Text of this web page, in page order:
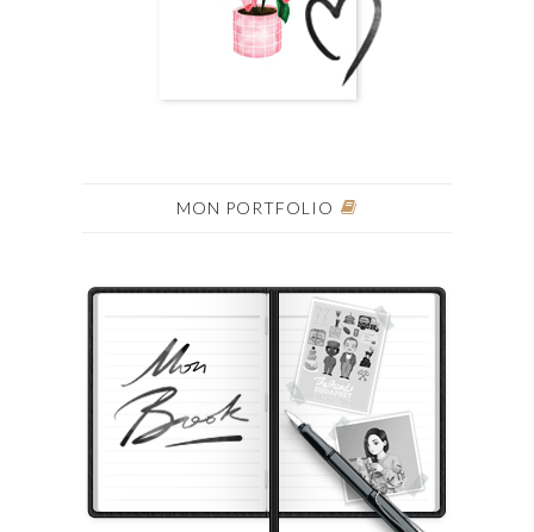
MON PORTFOLIO